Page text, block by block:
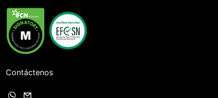
Contáctenos